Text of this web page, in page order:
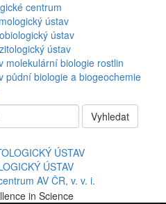
centrum
ústav
ústav
ústav
molekulární biologie rostlin
půdní biologie a biogeochemie
Vyhledat
ÚSTAV
AV ČR, v. v. i.